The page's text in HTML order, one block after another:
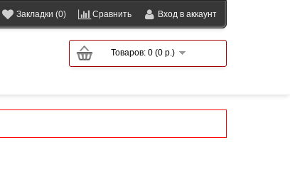
Закладки (0) Сравнить Вход в аккаунт
Товаров: 0 (0 р.)